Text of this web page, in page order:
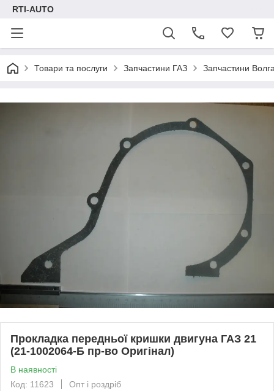
RTI-AUTO
Товари та послуги Запчастини ГАЗ Запчастини
Прокладка передньої кришки двигуна ГАЗ 21
(21-1002064-Б пр-во Оригінал)
В наявності
Код: 11623
Опт і роздріб